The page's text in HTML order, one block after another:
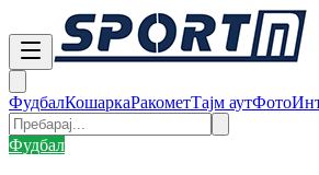
ФудбалКошаркаРакометТајм аутФото
Фудбал